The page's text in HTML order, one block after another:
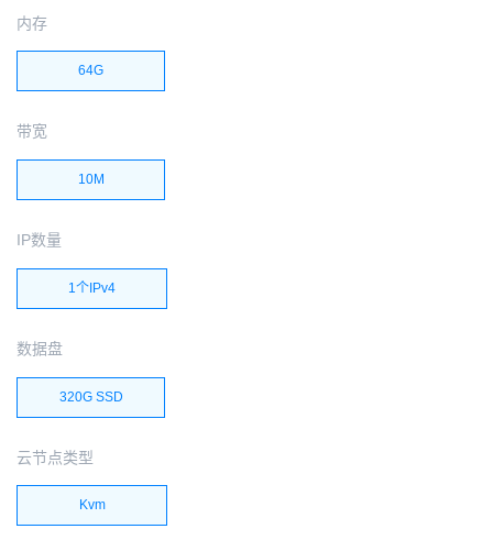
内存
64G
带宽
10M
IP数量
1个IPv4
数据盘
320G SSD
云节点类型
Kvm